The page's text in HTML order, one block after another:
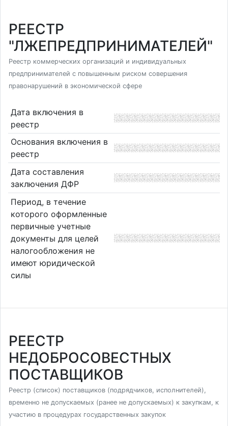
РЕЕСТР
"ЛЖЕПРЕДПРИНИМАТЕЛЕЙ"
Реестр коммерческих организаций и индивидуальных
предпринимателей с повышенным риском совершения
правонарушений в экономической сфере
Дата включения в
реестр
Основания включения в
реестр
Дата составления
заключения ДФР
Период, в течение
которого оформленные
первичные учетные
документы для целей
налогообложения не
имеют юридической
силы
РЕЕСТР
НЕДОБРОСОВЕСТНЫХ
ПОСТАВЩИКОВ
Реестр (список) поставщиков (подрядчиков, исполнителей),
временно не допускаемых (ранее не допускаемых) к закупкам, к
участию в процедурах государственных закупок